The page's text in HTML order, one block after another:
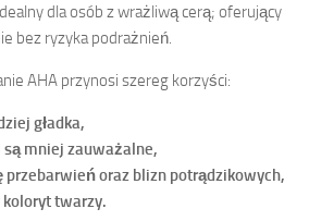
dla osób z wrażliwą cerą; oferujący
bez ryzyka podrażnień.
AHA przynosi szereg korzyści:
gładka,
mniej zauważalne,
przebarwień oraz blizn potrądzikowych,
twarzy.